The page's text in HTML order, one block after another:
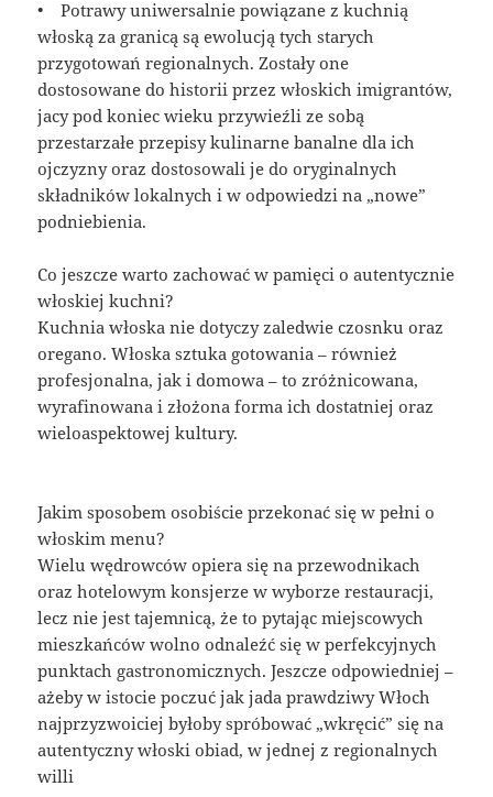
• Potrawy uniwersalnie powiązane z kuchnią
włoską za granicą są ewolucją tych starych
przygotowań regionalnych. Zostały one
dostosowane do historii przez włoskich imigrantów,
jacy pod koniec wieku przywieźli ze sobą
przestarzałe przepisy kulinarne banalne dla ich
ojczyzny oraz dostosowali je do oryginalnych
składników lokalnych i w odpowiedzi na „nowe”
podniebienia.
Co jeszcze warto zachować w pamięci o autentycznie
włoskiej kuchni?
Kuchnia włoska nie dotyczy zaledwie czosnku oraz
oregano. Włoska sztuka gotowania – również
profesjonalna, jak i domowa – to zróżnicowana,
wyrafinowana i złożona forma ich dostatniej oraz
wieloaspektowej kultury.
Jakim sposobem osobiście przekonać się w pełni o
włoskim menu?
Wielu wędrowców opiera się na przewodnikach
oraz hotelowym konsjerze w wyborze restauracji,
lecz nie jest tajemnicą, że to pytając miejscowych
mieszkańców wolno odnaleźć się w perfekcyjnych
punktach gastronomicznych. Jeszcze odpowiedniej –
ażeby w istocie poczuć jak jada prawdziwy Włoch
najprzyzwoiciej byłoby spróbować „wkręcić” się na
autentyczny włoski obiad, w jednej z regionalnych
willi